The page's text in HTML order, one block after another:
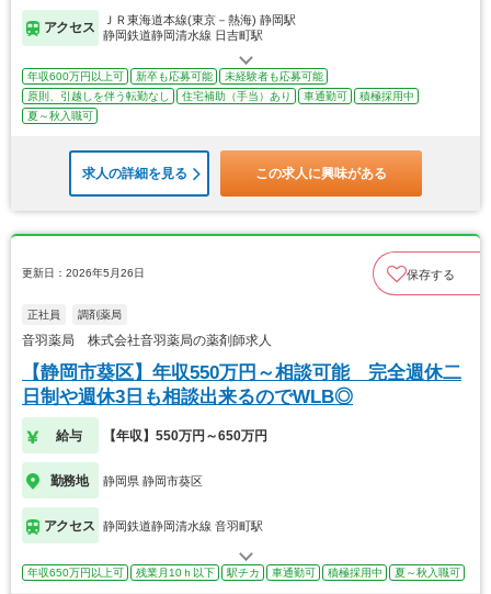
アクセス
ＪＲ東海道本線(東京－熱海) 静岡駅
静岡鉄道静岡清水線 日吉町駅
年収600万円以上可 新卒も応募可能
未経験者も応募可能
原則、引越しを伴う転勤なし
住宅補助（手当）あり 車通勤可
積極採用中
夏～秋入職可
求人の詳細を見る この求人に興味がある
更新日：2026年5月26日 保存する
正社員 調剤薬局
音羽薬局 株式会社音羽薬局の薬剤師求人
【静岡市葵区】年収550万円～相談可能 完全週休二
日制や週休3日も相談出来るのでWLB◎
給与 【年収】550万円～650万円
勤務地 静岡県 静岡市葵区
アクセス 静岡鉄道静岡清水線 音羽町駅
年収650万円以上可 残業月10ｈ以下 駅チカ 車通勤可 積極採用中 夏～秋入職可